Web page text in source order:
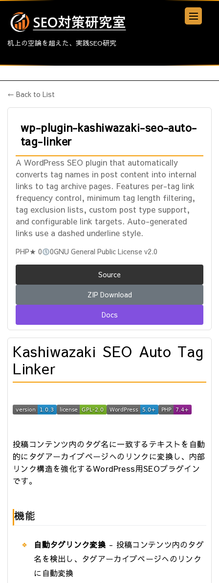
机上の空論を超えた、実践SEO研究
← Back to List
wp-plugin-kashiwazaki-seo-auto-
tag-linker
A WordPress SEO plugin that automatically
converts tag names in post content into internal
links to tag archive pages. Features per-tag link
frequency control, minimum tag length filtering,
tag exclusion lists, custom post type support,
and configurable link targets. Auto-generated
links use a dashed underline style.
PHP★ 0 0GNU General Public License v2.0
Source
ZIP Download
Docs
Kashiwazaki SEO Auto Tag
Linker
投稿コンテンツ内のタグ名に一致するテキストを自動
的にタグアーカイブページへのリンクに変換し、内部
リンク構造を強化するWordPress用SEOプラグイン
です。
機能
自動タグリンク変換 - 投稿コンテンツ内のタグ
名を検出し、タグアーカイブページへのリンク
に自動変換